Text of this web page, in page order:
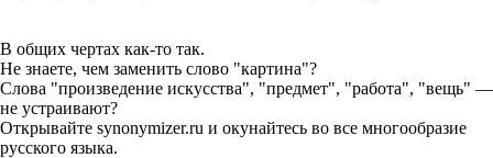
В общих чертах как-то так.
Не знаете, чем заменить слово "картина"?
Слова "произведение искусства", "предмет", "работа", "вещь" —
не устраивают?
Открывайте synonymizer.ru и окунайтесь во все многообразие
русского языка.